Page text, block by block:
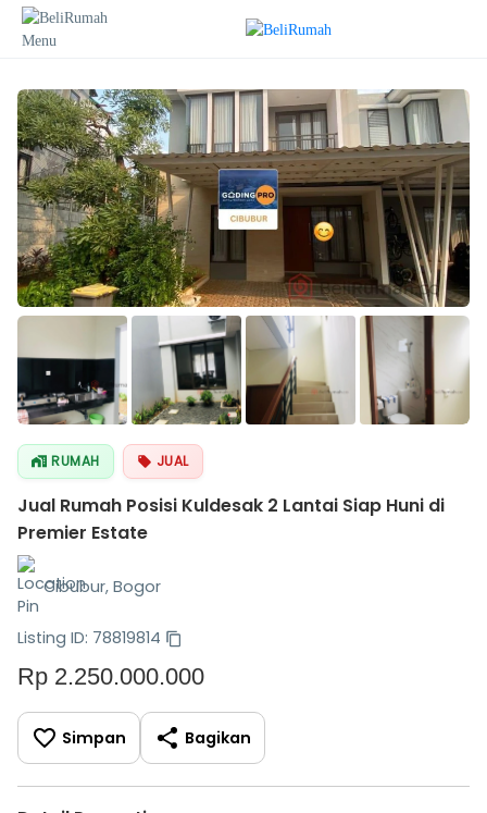
RUMAH JUAL
Jual Rumah Posisi Kuldesak 2 Lantai Siap Huni di
Premier Estate
Cibubur, Bogor
Listing ID: 78819814
Rp 2.250.000.000
Simpan Bagikan